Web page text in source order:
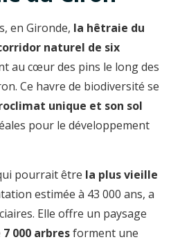
en Gironde, la hêtraie du
naturel de six
au cœur des pins le long des
Ce havre de biodiversité se
unique et son sol
pour le développement
pourrait être la plus vieille
estimée à 43 000 ans, a
Elle offre un paysage
7 000 arbresforment une